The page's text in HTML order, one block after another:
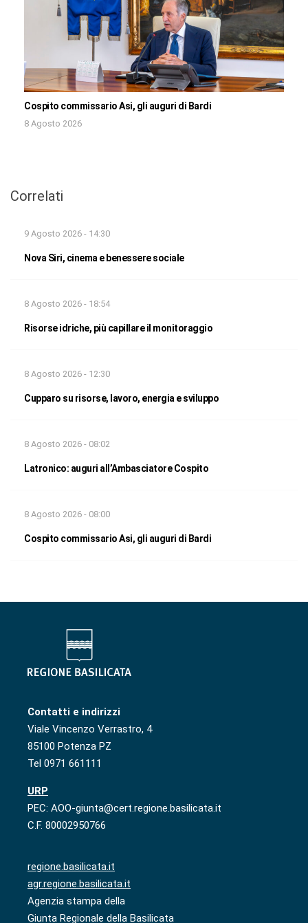
Cospito commissario Asi, gli auguri di Bardi
8 Agosto 2026
Correlati
9 Agosto 2026 - 14:30
Nova Siri, cinema e benessere sociale
8 Agosto 2026 - 18:54
Risorse idriche, più capillare il monitoraggio
8 Agosto 2026 - 12:30
Cupparo su risorse, lavoro, energia e sviluppo
8 Agosto 2026 - 08:02
Latronico: auguri all’Ambasciatore Cospito
8 Agosto 2026 - 08:00
Cospito commissario Asi, gli auguri di Bardi
Contatti e indirizzi
Viale Vincenzo Verrastro, 4
85100 Potenza PZ
Tel 0971 661111
URP
PEC: AOO-giunta@cert.regione.basilicata.it
C.F. 80002950766
regione.basilicata.it
agr.regione.basilicata.it
Agenzia stampa della
Giunta Regionale della Basilicata